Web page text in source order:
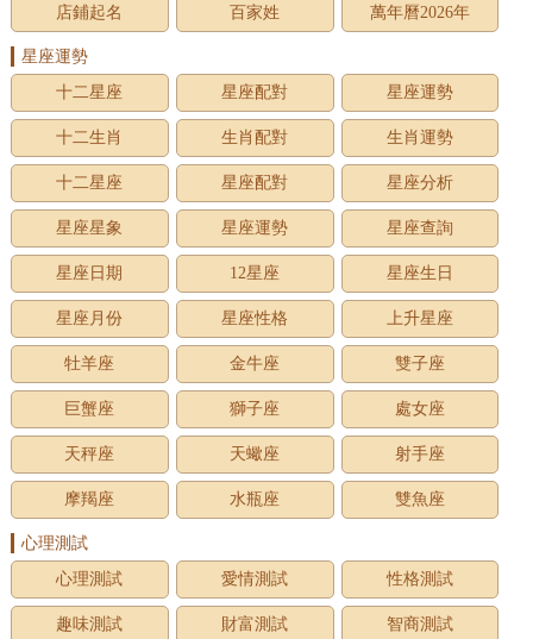
店鋪起名 百家姓 萬年曆2026年
星座運勢
十二星座
星座配對 星座運勢
十二生肖 生肖配對 生肖運勢
十二星座 星座配對 星座分析
星座星象 星座運勢 星座查詢
星座日期 12星座 星座生日
星座月份 星座性格 上升星座
牡羊座 金牛座 雙子座
巨蟹座 獅子座 處女座
天秤座 天蠍座 射手座
摩羯座 水瓶座 雙魚座
心理測試
心理測試
愛情測試 性格測試
趣味測試 財富測試 智商測試